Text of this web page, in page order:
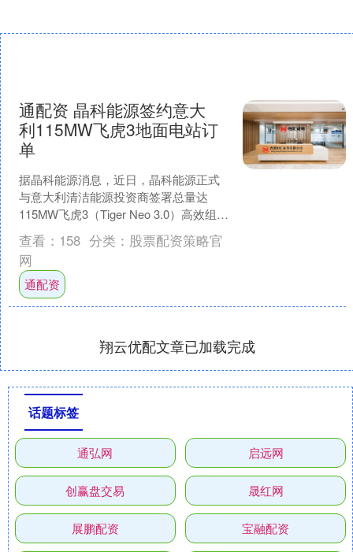
通配资 晶科能源签约意大
利115MW飞虎3地面电站订
单
据晶科能源消息，近日，晶科能源正式
与意大利清洁能源投资商签署总量达
115MW飞虎3（Tiger Neo 3.0）高效组
件，专项供应于意大利中南部大型地面
电站项目....
查看： 158 分类： 股票配资策略官
网
通配资
翔云优配文章已加载完成
话题标签
通弘网 启远网
创赢盘交易 晟红网
展鹏配资 宝融配资